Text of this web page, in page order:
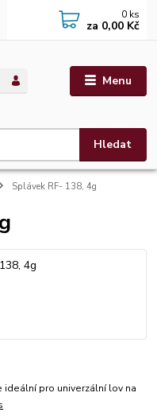
Menu
Hledat
0 ks
za 0,00 Kč
Splávek RF- 138, 4g
ideální pro univerzální lov na